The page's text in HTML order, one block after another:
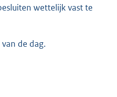
wettelijk vast te
de dag.